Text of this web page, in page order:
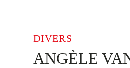
DIVERS
ANGÈLE